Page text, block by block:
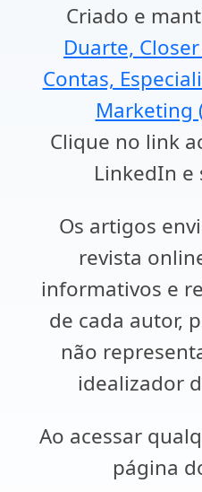
Criado e
Duarte,
Contas,
Marketing
Clique no link
LinkedIn e
Os artigos
revista
informativos e
de cada autor,
não
idealizador
Ao acessar
página